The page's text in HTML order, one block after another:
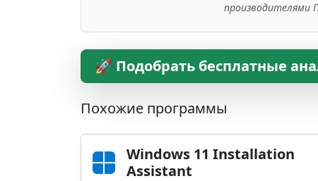
производителями
🚀 Подобрать бесплатные
Похожие программы
Windows 11 Installation
Assistant